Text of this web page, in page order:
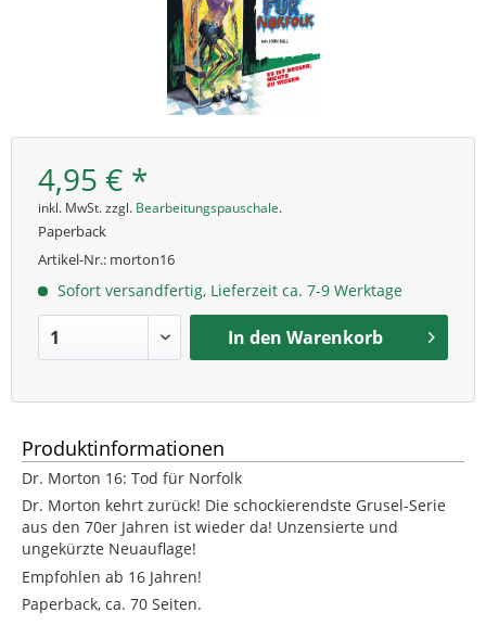
4,95 € *
inkl. MwSt. zzgl. Bearbeitungspauschale.
Paperback
Artikel-Nr.: morton16
Sofort versandfertig, Lieferzeit ca. 7-9 Werktage
In den Warenkorb
Produktinformationen
Dr. Morton 16: Tod für Norfolk
Dr. Morton kehrt zurück! Die schockierendste Grusel-Serie
aus den 70er Jahren ist wieder da! Unzensierte und
ungekürzte Neuauflage!
Empfohlen ab 16 Jahren!
Paperback, ca. 70 Seiten.